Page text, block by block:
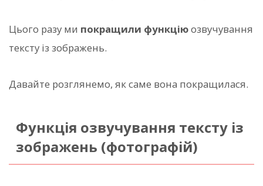
Цього разу ми покращили функціюозвучування
тексту із зображень.
Давайте розглянемо, як саме вона покращилася.
Функція озвучування тексту із
зображень (фотографій)